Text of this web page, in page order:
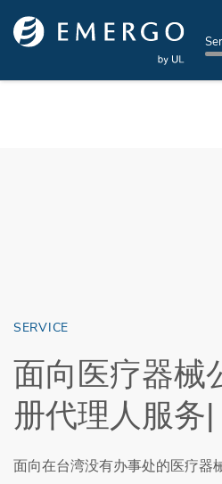
Skip to main content
SERVICE
面向医疗器械
册代理人服务
面向在台湾没有办事处的医疗器